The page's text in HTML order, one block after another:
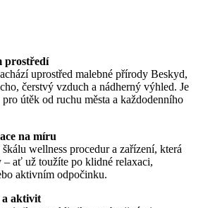
prostředí
uprostřed malebné přírody Beskyd,
čerstvý vzduch a nádherný výhled. Je
útěk od ruchu města a každodenního
na míru
wellness procedur a zařízení, která
– ať už toužíte po klidné relaxaci,
aktivním odpočinku.
a aktivit